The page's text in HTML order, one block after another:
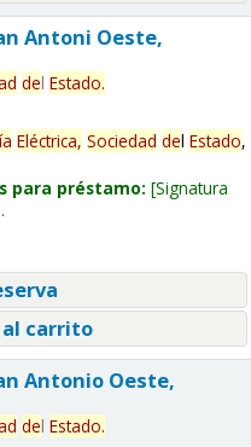
Antoni Oeste,
del Estado.
Eléctrica, Sociedad del Estado,
para préstamo: Signatura
carrito
Antonio Oeste,
del Estado.